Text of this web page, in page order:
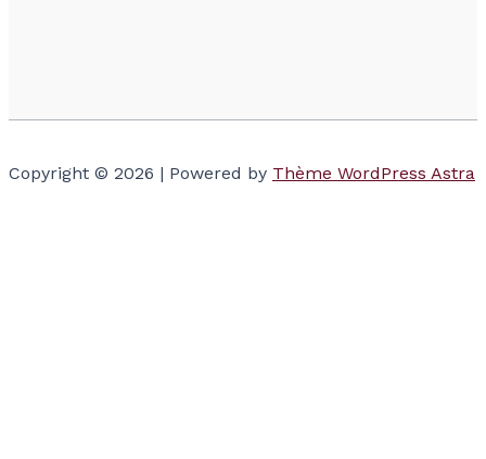
Copyright © 2026 | Powered by Thème WordPress Astra